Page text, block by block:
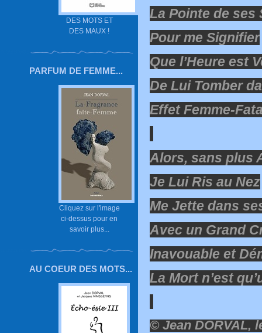
DES MOTS ET
DES MAUX !
PARFUM DE FEMME...
Cliquez sur l'image
ci-dessus pour en
savoir plus...
AU COEUR DES MOTS...
La Pointe de ses
Pour me Signifier
Que l’Heure est
De Lui Tomber
Effet Femme-
Alors, sans plus
Je Lui Ris au Nez
Me Jette dans
Avec un Grand
Inavouable et
La Mort n’est
© Jean DORVAL,